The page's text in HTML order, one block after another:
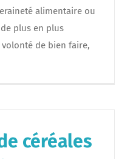
alimentaire ou
plus en plus
de bien faire,
céréales